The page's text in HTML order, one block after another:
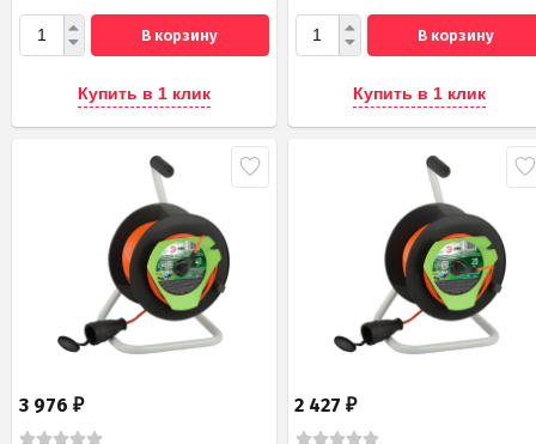
В корзину
Купить в 1 клик
В корзину
Купить в 1 клик
3 976 ₽ 2 427₽